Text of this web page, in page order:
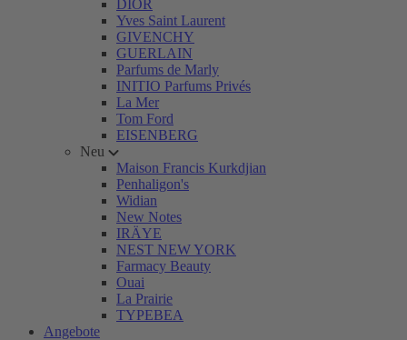
DIOR
Yves Saint Laurent
GIVENCHY
GUERLAIN
Parfums de Marly
INITIO Parfums Privés
La Mer
Tom Ford
EISENBERG
Neu
Maison Francis Kurkdjian
Penhaligon's
Widian
New Notes
IRÄYE
NEST NEW YORK
Farmacy Beauty
Ouai
La Prairie
TYPEBEA
Angebote